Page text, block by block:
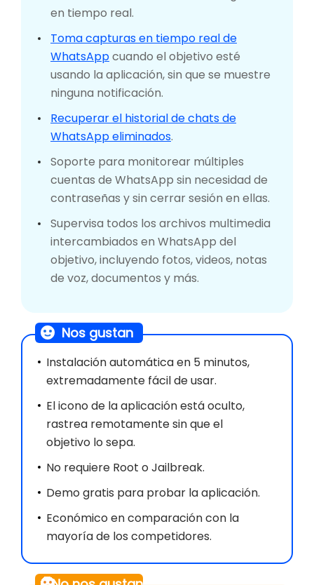
en tiempo real.
Toma capturas en tiempo real de
WhatsAppcuando el objetivo esté
usando la aplicación, sin que se muestre
ninguna notificación.
Recuperar el historial de chats de
WhatsApp eliminados.
Soporte para monitorear múltiples
cuentas de WhatsApp sin necesidad de
contraseñas y sin cerrar sesión en ellas.
Supervisa todos los archivos multimedia
intercambiados en WhatsApp del
objetivo, incluyendo fotos, videos, notas
de voz, documentos y más.
Nos gustan
Instalación automática en 5 minutos,
extremadamente fácil de usar.
El icono de la aplicación está oculto,
rastrea remotamente sin que el
objetivo lo sepa.
No requiere Root o Jailbreak.
Demo gratis para probar la aplicación.
Económico en comparación con la
mayoría de los competidores.